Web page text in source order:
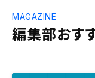
編集部おす
MAGAZINE